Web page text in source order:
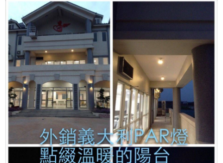
【第198集 心視界】 ✅本集邀請到的來賓是
狂賀T1照明科技股份有限公司2018年8月31日取得歐洲RoHs標準R36361認證
光源不閃爍、柔和不刺眼!才是打造明亮小窩的最佳關鍵!T1照明科技不僅照亮家園，更照顧您的雙眼!
雲林科技大學運動場及校區燈光設計，元照得標了！
光明T全能檯燈預計六月份上線
會員後台
【第198集 心視界】 ✅本集邀請到的來賓是
狂賀T1照明科技股份有限公司2018年8月31日取得歐洲RoHs標準R36361認證